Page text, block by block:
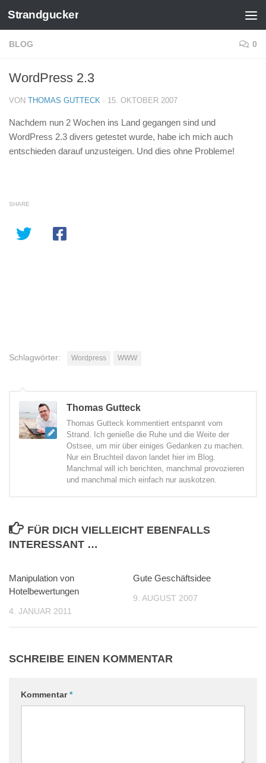
Zum Inhalt springen
Strandgucker
BLOG 0
WordPress 2.3
VON THOMAS GUTTECK · 15. OKTOBER 2007
Nachdem nun 2 Wochen ins Land gegangen sind und
WordPress 2.3 divers getestet wurde, habe ich mich auch
entschieden darauf unzusteigen. Und dies ohne Probleme!
SHARE
Schlagwörter: Wordpress WWW
Thomas Gutteck
Thomas Gutteck kommentiert entspannt vom
Strand. Ich genieße die Ruhe und die Weite der
Ostsee, um mir über einiges Gedanken zu machen.
Nur ein Bruchteil davon landet hier im Blog.
Manchmal will ich berichten, manchmal provozieren
und manchmal mich einfach nur auskotzen.
FÜR DICH VIELLEICHT EBENFALLS
INTERESSANT …
Manipulation von
Hotelbewertungen
4. JANUAR 2011
Gute Geschäftsidee
9. AUGUST 2007
SCHREIBE EINEN KOMMENTAR
Kommentar*